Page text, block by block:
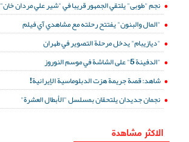
نجم "طوبى" يلتقي الجمهور قريبا في "شير علي مردان خان"
"المال والبنون" يفتتح رحلته مع مشاهدي آي فيلم
"ديازيبام" يدخل مرحلة التصوير في طهران
"الدفينة 5" على الشاشة في موسم النوروز
شاهد: قصة جريمة هزت الدبلوماسية الإيرانية!
نجمان جديدان يلتحقان بمسلسل "الأبطال العشرة"
الاكثر مشاهدة